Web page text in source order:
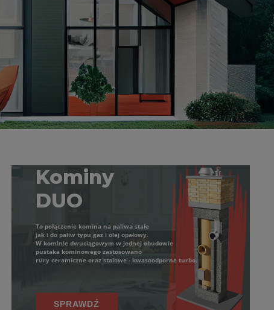
Kominy
DUO
To połączenie komina na paliwa stałe
jak i do paliw typu gaz i olej opałowy.
W kominie dwuciągowym w jednej obudowie
pustaka kominowego zastosowano
rury ceramiczne oraz stalowe - kwasoodporne turbo.
SPRAWDŹ